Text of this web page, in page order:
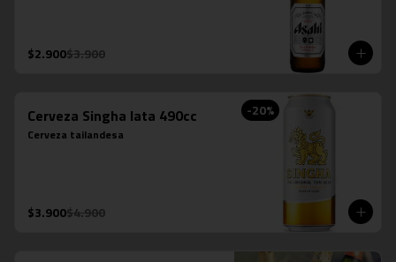
$2.900$3.900
-20%
Cerveza Singha lata 490cc
Cerveza tailandesa
$3.900$4.900